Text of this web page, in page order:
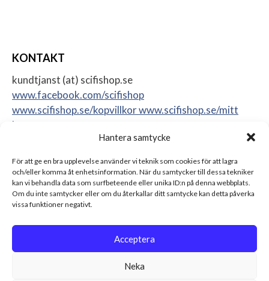
Hantera samtycke
För att ge en bra upplevelse använder vi teknik som cookies för att lagra
och/eller komma åt enhetsinformation. När du samtycker till dessa tekniker
kan vi behandla data som surfbeteende eller unika ID:n på denna webbplats.
Om du inte samtycker eller om du återkallar ditt samtycke kan detta påverka
vissa funktioner negativt.
Acceptera
Neka
KONTAKT
kundtjanst (at) scifishop.se
www.facebook.com/scifishop
www.scifishop.se/kopvillkorwww.scifishop.se/mitt
konto
17562 Järfälla
Sweden